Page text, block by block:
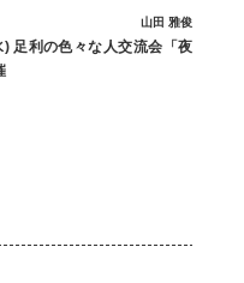
足利の色々な人交流会「夜
山田 雅俊